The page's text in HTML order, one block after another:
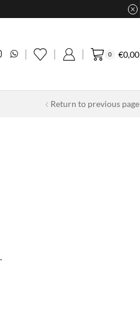
0 €0,00
Return to previous page